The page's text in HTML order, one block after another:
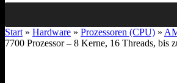
Start » Hardware » Prozessoren (CPU) »
7700 Prozessor – 8 Kerne, 16 Threads, bis